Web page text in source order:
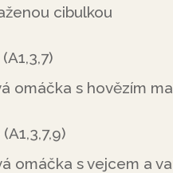
cibulkou
omáčka s hovězím
omáčka s vejcem a